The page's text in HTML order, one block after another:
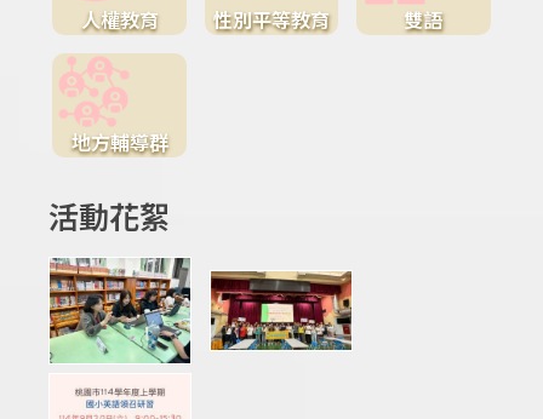
人權教育 性別平等教育 雙語
地方輔導群
活動花絮